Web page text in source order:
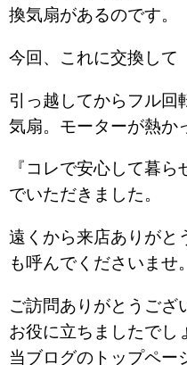
換気扇があるのです。
今回、これに交換して
引っ越してからフル回
気扇。モーターが熱か
『コレで安心して暮
でいただきました。
遠くから来店ありが
も呼んでくださいませ。
ご訪問ありがとうござ
お役に立ちましたでし
当ブログのトップペー